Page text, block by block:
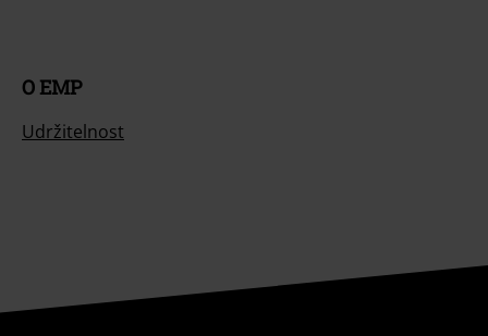
O EMP
Udržitelnost